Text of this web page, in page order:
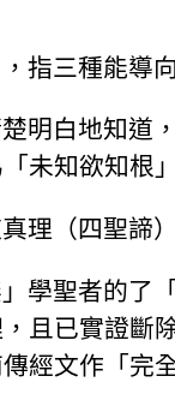
指三種能導
明白地知道
未知欲知根
理（四聖諦
學聖者的了
且已實證斷
傳經文作「完